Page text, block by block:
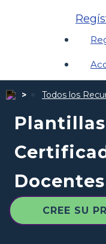
Todos los
Docentes
CREE SU